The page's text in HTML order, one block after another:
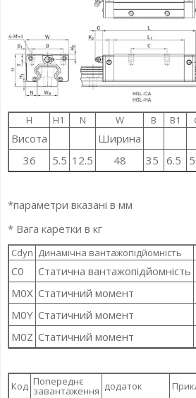
H H1 N W B B1
Висота Ширина
36
5.5 12.5 48 35 6.5
*параметри вказані в мм
* Вага каретки в кг
Cdyn Динамічна вантажопідйомність
C0 Статична вантажопідйомність
M0X Статичний момент
M0Y Статичний момент
M0Z Статичний момент
Код Попереднє
завантаження додаток